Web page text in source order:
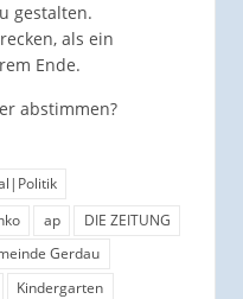
gestalten.
als ein
Ende.
abstimmen?
ap
DIE ZEITUNG
Gerdau
Kindergarten